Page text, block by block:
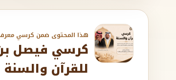
هذا المحتوى ضمن كرسي
كرسي فيصل بن
للقرآن والسنة